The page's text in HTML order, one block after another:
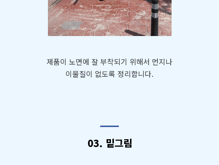
제품이 노면에 잘 부착되기 위해서 먼지나
이물질이 없도록 정리합니다.
03. 밑그림